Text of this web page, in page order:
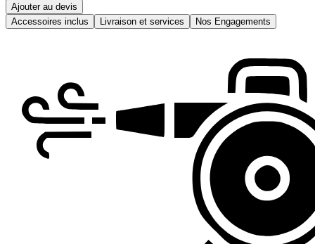
Ajouter au devis
Accessoires inclus
Livraison et services Nos Engagements